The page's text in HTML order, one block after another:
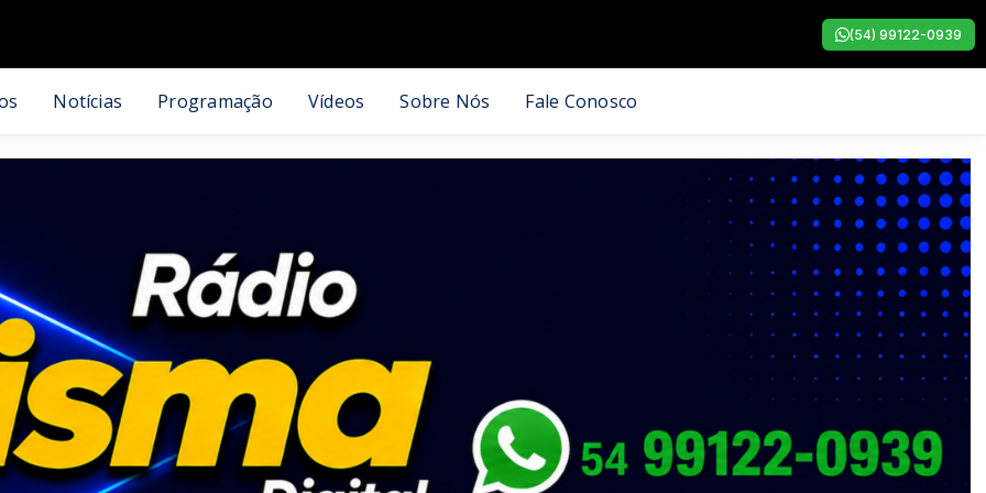
(54) 99122-0939
Notícias Programação Vídeos Sobre Nós Fale Conosco